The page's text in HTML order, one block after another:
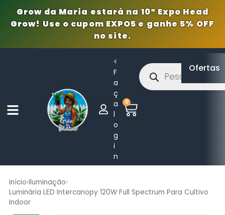
Grow da Maria estará na 10ª Expo Head
Grow! Use o cupom EXPO5 e ganhe 5% OFF
no site.
<
F
a
ç
a
l
o
g
i
n
0
Ofertas
Início›Iluminação›
Luminária LED Intercanopy 120W Full Spectrum Para Cultivo
Indoor